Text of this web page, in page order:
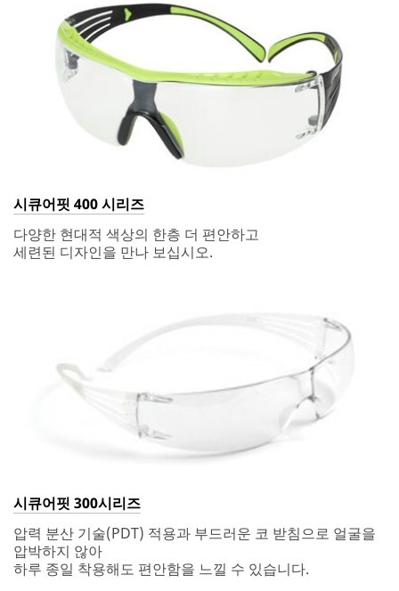
시큐어핏 400 시리즈
다양한 현대적 색상의 한층 더 편안하고
세련된 디자인을 만나 보십시오.
시큐어핏 300시리즈
압력 분산 기술(PDT) 적용과 부드러운 코 받침으로 얼굴을
압박하지 않아
하루 종일 착용해도 편안함을 느낄 수 있습니다.